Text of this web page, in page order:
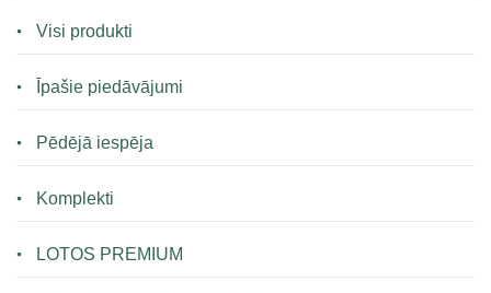
Visi produkti
Īpašie piedāvājumi
Pēdējā iespēja
Komplekti
LOTOS PREMIUM